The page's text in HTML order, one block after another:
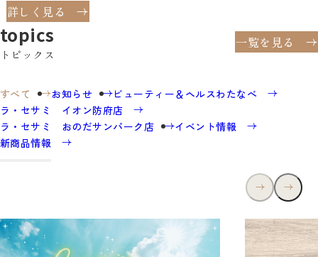
詳しく見る
topics
トピックス
一覧を見る
すべて お知らせ
ビューティー＆ヘルスわたなべ
ラ・セサミ イオン防府店
ラ・セサミ おのだサンパーク店
イベント情報
新商品情報